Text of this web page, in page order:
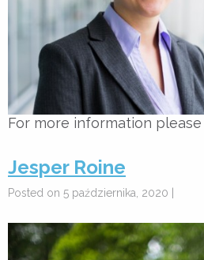
For more information
Jesper Roine
Posted on 5 października, 2020 |